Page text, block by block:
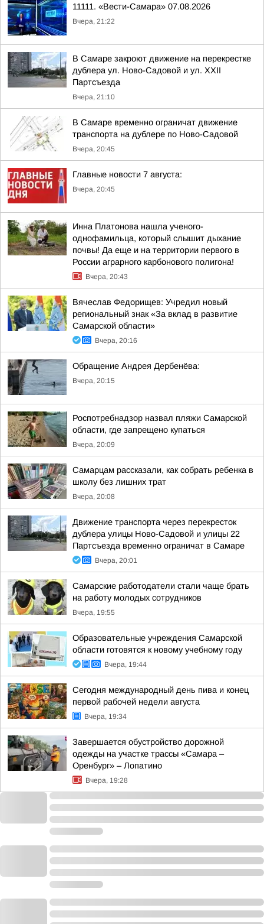
11111. «Вести-Самара» 07.08.2026
Вчера, 21:22
В Самаре закроют движение на перекрестке
дублера ул. Ново-Садовой и ул. XXII
Партсъезда
Вчера, 21:10
В Самаре временно ограничат движение
транспорта на дублере по Ново-Садовой
Вчера, 20:45
Главные новости 7 августа:
Вчера, 20:45
Инна Платонова нашла ученого-
однофамильца, который слышит дыхание
почвы! Да еще и на территории первого в
России аграрного карбонового полигона!
Вчера, 20:43
Вячеслав Федорищев: Учредил новый
региональный знак «За вклад в развитие
Самарской области»
Вчера, 20:16
Обращение Андрея Дербенёва:
Вчера, 20:15
Роспотребнадзор назвал пляжи Самарской
области, где запрещено купаться
Вчера, 20:09
Самарцам рассказали, как собрать ребенка в
школу без лишних трат
Вчера, 20:08
Движение транспорта через перекресток
дублера улицы Ново-Садовой и улицы 22
Партсъезда временно ограничат в Самаре
Вчера, 20:01
Самарские работодатели стали чаще брать
на работу молодых сотрудников
Вчера, 19:55
Образовательные учреждения Самарской
области готовятся к новому учебному году
Вчера, 19:44
Сегодня международный день пива и конец
первой рабочей недели августа
Вчера, 19:34
Завершается обустройство дорожной
одежды на участке трассы «Самара –
Оренбург» – Лопатино
Вчера, 19:28